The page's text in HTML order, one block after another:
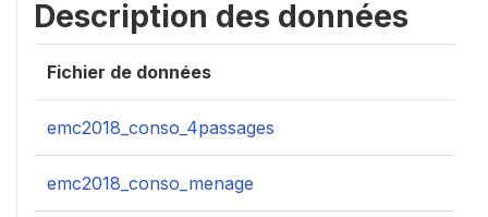
Description des données
Fichier de données
emc2018_conso_4passages
emc2018_conso_menage